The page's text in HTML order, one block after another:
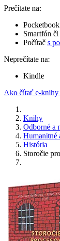
Prečítate na:
Pocketbook
Smartfón či
Počítač s
Neprečítate na:
Kindle
Ako čítať e-knihy
Knihy
Odborné a
Humanitné
História
Storočie